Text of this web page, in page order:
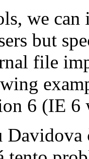
we can
but
file
6 (IE 6